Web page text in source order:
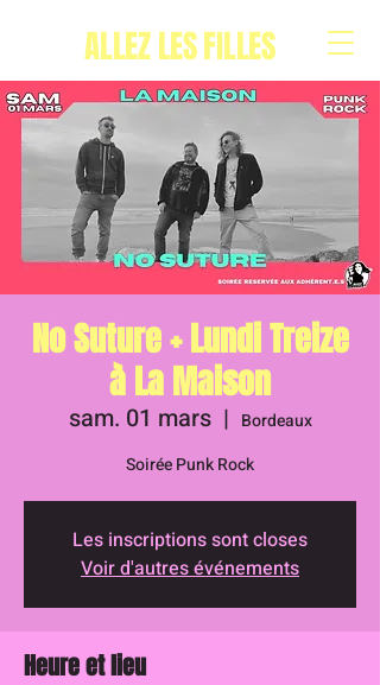
ALLEZ LES FILLES
No Suture + Lundi Treize
à La Maison
sam. 01 mars
  |
Bordeaux
Soirée Punk Rock
Les inscriptions sont closes
Voir d'autres événements
Heure et lieu